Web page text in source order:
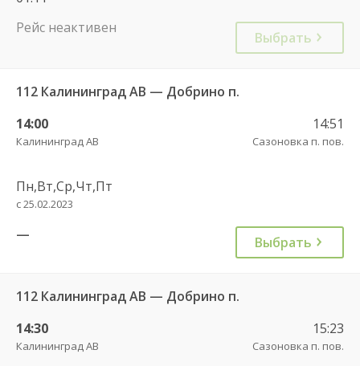
Рейс неактивен
Выбрать
112 Калининград АВ — Добрино п.
14:00
Калининград АВ
14:51
Сазоновка п. пов.
Пн,Вт,Ср,Чт,Пт
с 25.02.2023
— Выбрать
112 Калининград АВ — Добрино п.
14:30
Калининград АВ
15:23
Сазоновка п. пов.